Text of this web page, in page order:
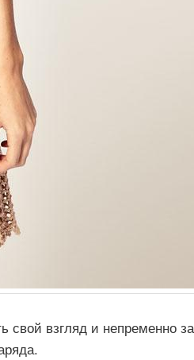
взгляд и непременно